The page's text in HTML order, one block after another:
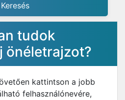
tudok
önéletrajzot?
kattintson a jobb
felhasználónevére,